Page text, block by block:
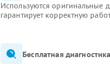
Используются оригинальные
гарантирует корректную
Бесплатная